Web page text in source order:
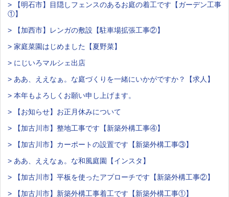
> 【明石市】目隠しフェンスのあるお庭の着工です【ガーデン工事
①】
> 【加西市】レンガの敷設【駐車場拡張工事②】
> 家庭菜園はじめました【夏野菜】
> にじいろマルシェ出店
> ああ、ええなぁ。な庭づくりを一緒にいかがですか？【求人】
> 本年もよろしくお願い申し上げます。
> 【お知らせ】お正月休みについて
> 【加古川市】整地工事です【新築外構工事④】
> 【加古川市】カーポートの設置です【新築外構工事③】
> ああ、ええなぁ。な和風庭園【インスタ】
> 【加古川市】平板を使ったアプローチです【新築外構工事②】
> 【加古川市】新築外構工事着工です【新築外構工事①】